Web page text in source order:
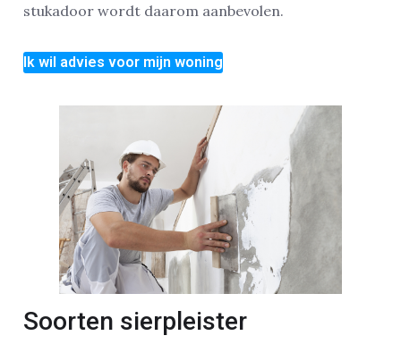
stukadoor wordt daarom aanbevolen.
Ik wil advies voor mijn woning
Soorten sierpleister